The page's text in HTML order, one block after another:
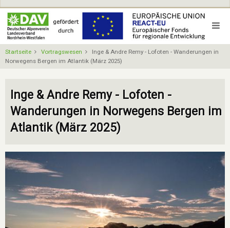
Direkt
zum
Inhalt
Startseite Vortragswesen
Inge & Andre Remy - Lofoten - Wanderungen in
Norwegens Bergen im Atlantik (März 2025)
Inge & Andre Remy - Lofoten -
Wanderungen in Norwegens Bergen im
Atlantik (März 2025)